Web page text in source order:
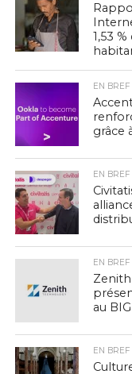
1,53
EN BREF
grâce
EN BREF
EN BREF
au
EN BREF